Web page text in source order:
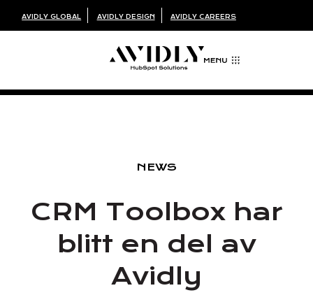
AVIDLY GLOBAL AVIDLY DESIGN AVIDLY CAREERS
NEWS
CRM Toolbox har
blitt en del av
Avidly